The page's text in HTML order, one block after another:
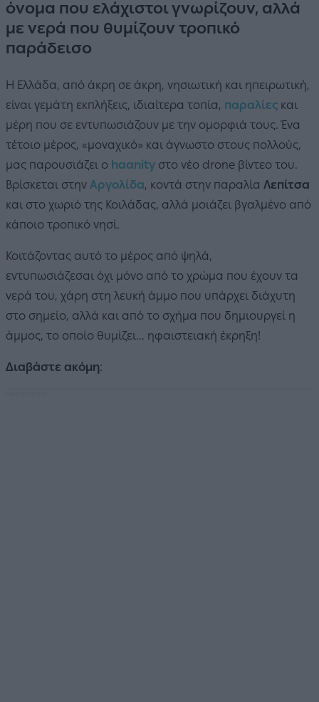
όνομα που ελάχιστοι γνωρίζουν, αλλά
με νερά που θυμίζουν τροπικό
παράδεισο
Η Ελλάδα, από άκρη σε άκρη, νησιωτική και ηπειρωτική,
είναι γεμάτη εκπλήξεις, ιδιαίτερα τοπία, παραλίες και
μέρη που σε εντυπωσιάζουν με την ομορφιά τους. Ένα
τέτοιο μέρος, «μοναχικό» και άγνωστο στους πολλούς,
μας παρουσιάζει ο haanity στο νέο drone βίντεο του.
Βρίσκεται στην Αργολίδα, κοντά στην παραλία Λεπίτσα
και στο χωριό της Κοιλάδας, αλλά μοιάζει βγαλμένο από
κάποιο τροπικό νησί.
Κοιτάζοντας αυτό το μέρος από ψηλά,
εντυπωσιάζεσαι όχι μόνο από το χρώμα που έχουν τα
νερά του, χάρη στη λευκή άμμο που υπάρχει διάχυτη
στο σημείο, αλλά και από το σχήμα που δημιουργεί η
άμμος, το οποίο θυμίζει... ηφαιστειακή έκρηξη!
Διαβάστε ακόμη: